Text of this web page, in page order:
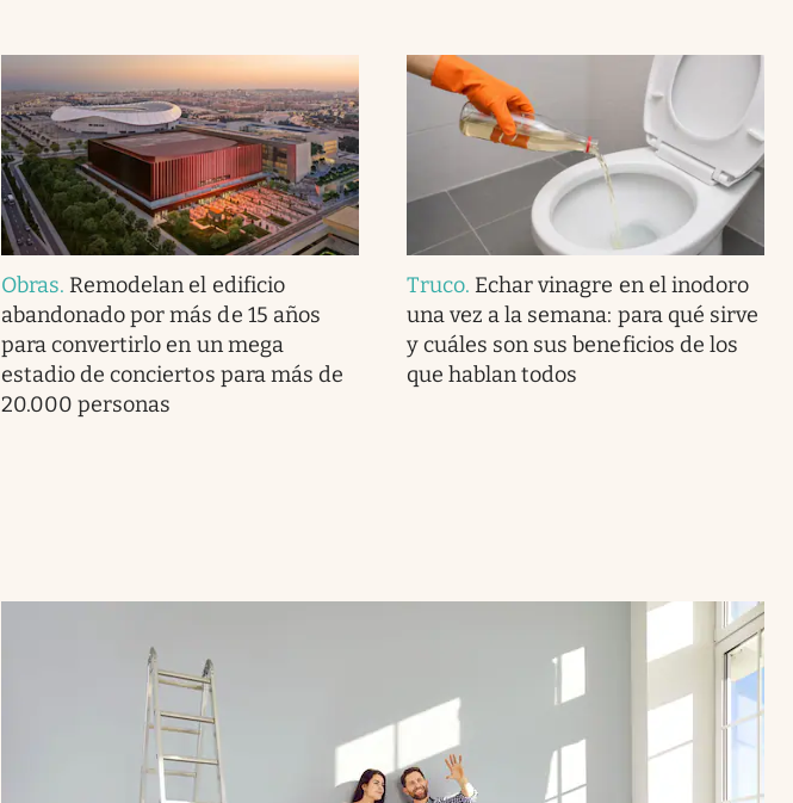
Obras. Remodelan el edificio
abandonado por más de 15 años
para convertirlo en un mega
estadio de conciertos para más de
20.000 personas
Truco. Echar vinagre en el inodoro
una vez a la semana: para qué sirve
y cuáles son sus beneficios de los
que hablan todos